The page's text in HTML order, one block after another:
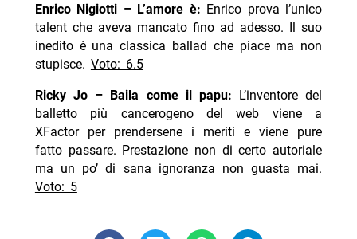
Enrico Nigiotti – L’amore è: Enrico prova l’unico
talent che aveva mancato fino ad adesso. Il suo
inedito è una classica ballad che piace ma non
stupisce. Voto: 6.5
Ricky Jo – Baila come il papu: L’inventore del
balletto più cancerogeno del web viene a
XFactor per prendersene i meriti e viene pure
fatto passare. Prestazione non di certo autoriale
ma un po’ di sana ignoranza non guasta mai.
Voto: 5